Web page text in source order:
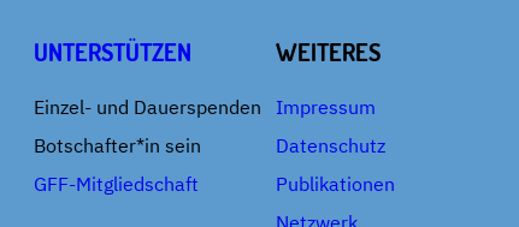
UNTERSTÜTZEN
Einzel- und Dauerspenden
Botschafter*in sein
GFF-Mitgliedschaft
WEITERES
Impressum
Datenschutz
Publikationen
Netzwerk